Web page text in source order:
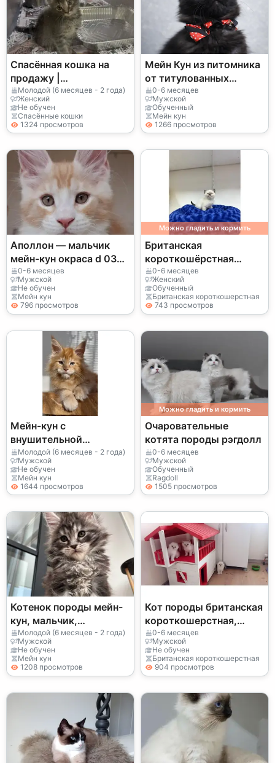
Спасённая кошка на
продажу |
Социализирована
Молодой (6 месяцев - 2 года)
Женский
Не обучен
Спасённые кошки
1324 просмотров
Мейн Кун из питомника
от титулованных
родителей
0-6 месяцев
Мужской
Обученный
Мейн кун
1266 просмотров
Аполлон — мальчик
мейн-кун окраса d 03
22, питомник EdenLight
(WCF).
0-6 месяцев
Мужской
Не обучен
Мейн кун
796 просмотров
Можно гладить и кормить
Британская
короткошёрстная
лилового окраса с
мягким характером
0-6 месяцев
Женский
Обученный
Британская короткошерстная
743 просмотров
Мейн-кун с
внушительной
внешностью и мягким
характером
Молодой (6 месяцев - 2 года)
Мужской
Не обучен
Мейн кун
1644 просмотров
Можно гладить и кормить
Очаровательные
котята породы рэгдолл
0-6 месяцев
Мужской
Обученный
Ragdoll
1505 просмотров
Котенок породы мейн-
кун, мальчик,
спокойный
темперамент, выращен
в помещении.
Молодой (6 месяцев - 2 года)
Мужской
Не обучен
Мейн кун
1208 просмотров
Кот породы британская
короткошерстная,
спокойный
темперамент.
0-6 месяцев
Мужской
Не обучен
Британская короткошерстная
904 просмотров